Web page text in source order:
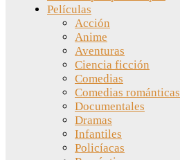
Películas
Acción
Anime
Aventuras
Ciencia ficción
Comedias
Comedias románticas
Documentales
Dramas
Infantiles
Policíacas